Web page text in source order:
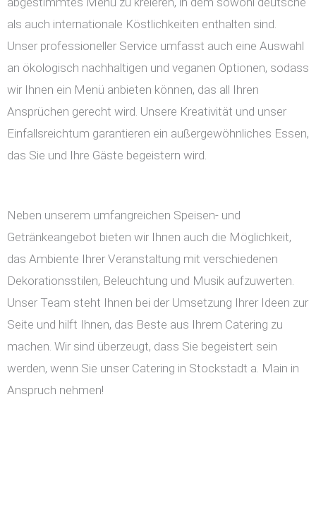
als auch internationale Köstlichkeiten enthalten sind.
Unser professioneller Service umfasst auch eine Auswahl
an ökologisch nachhaltigen und veganen Optionen, sodass
wir Ihnen ein Menü anbieten können, das all Ihren
Ansprüchen gerecht wird. Unsere Kreativität und unser
Einfallsreichtum garantieren ein außergewöhnliches Essen,
das Sie und Ihre Gäste begeistern wird.
Neben unserem umfangreichen Speisen- und
Getränkeangebot bieten wir Ihnen auch die Möglichkeit,
das Ambiente Ihrer Veranstaltung mit verschiedenen
Dekorationsstilen, Beleuchtung und Musik aufzuwerten.
Unser Team steht Ihnen bei der Umsetzung Ihrer Ideen zur
Seite und hilft Ihnen, das Beste aus Ihrem Catering zu
machen. Wir sind überzeugt, dass Sie begeistert sein
werden, wenn Sie unser Catering in Stockstadt a. Main in
Anspruch nehmen!